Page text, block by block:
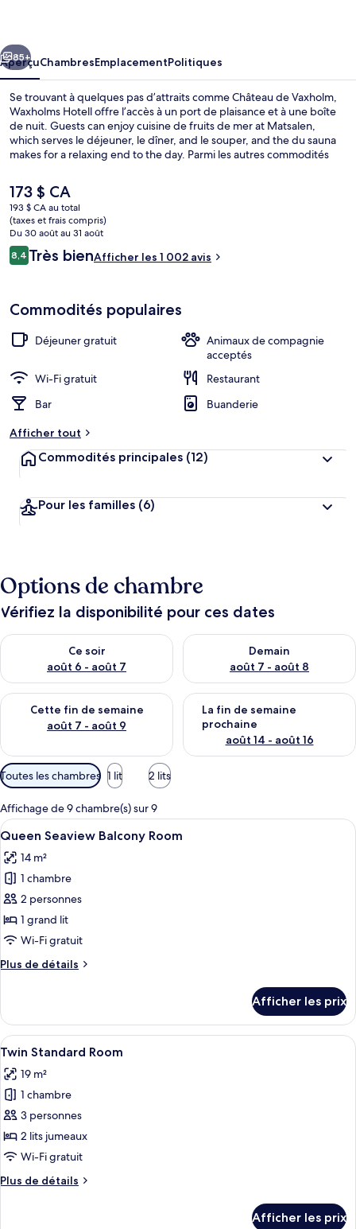
Suivant
85+
AperçuChambresEmplacementPolitiques
Se trouvant à quelques pas d’attraits comme Château de Vaxholm,
Waxholms Hotell offre l’accès à un port de plaisance et à une boîte
de nuit. Guests can enjoy cuisine de fruits de mer at Matsalen,
which serves le déjeuner, le dîner, and le souper, and the du sauna
makes for a relaxing end to the day. Parmi les autres commodités
voyageurs ne disent que du bien en ce qui concerne le personnel
serviable.
Le
prix
actuel
est
de 173 $ CA
173 $ CA
193 $ CA au total
(taxes et frais compris)
Du 30 août au 31 août
Avis
8,48,4 sur 10 –
Très bienAfficher les 1 002 avis
Commodités populaires
Déjeuner gratuit
Animaux de compagnie
acceptés
Wi-Fi gratuit
Restaurant
Bar
Buanderie
Afficher tout
Commodités principales (12)
Pour les familles (6)
Options de chambre
Vérifiez la disponibilité pour ces dates
Ce soir
août 6 - août 7
Vérifier la disponibilité pour ce soir août 6 - août 7
Demain
août 7 - août 8
Vérifier la disponibilité pour
Cette fin de semaine
août 7 - août 9
Vérifier la disponibilité pour cette fin de semaine août 7 -
La fin de semaine
prochaine
août 14 - août 16
Vérifier la disponibilité pour
Filtres
disponibles
pour
les
chambres
Toutes les chambres 1 lit 2 lits
Affichage de 9 chambre(s) sur 9
Afficher
toutes
les
photos
pour
ce
type
chambre :
Balcony
Room
Une chambre d’hôtel avec un lit, un
4
Queen Seaview Balcony Room
14 m²
1 chambre
2 personnes
1 grand lit
Wi-Fi gratuit
Plus de détails
Plus
Queen
Seaview
Balcony
Afficher les prix
Afficher
toutes
les
photos
pour
ce
type
chambre :
Une chambre d’hôtel avec un
3
Twin Standard Room
19 m²
1 chambre
3 personnes
2 lits jumeaux
Wi-Fi gratuit
Plus de détails
Plus
Afficher les prix